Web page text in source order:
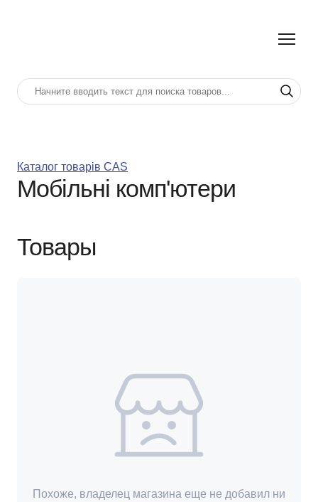
Каталог товарів CAS
Мобільні комп'ютери
Товары
Похоже, владелец магазина еще не добавил ни